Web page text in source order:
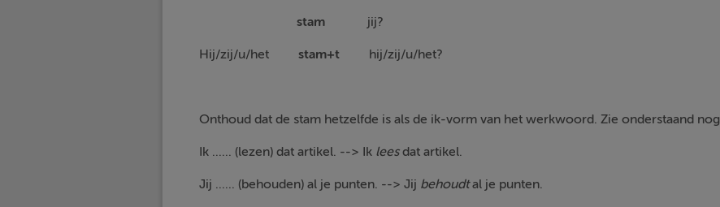
stamjij?
Hij/zij/u/het stam+t hij/zij/u/het?
Onthoud dat de stam hetzelfde is als de ik-vorm van het werkwoord. Zie onderstaand
Ik ...... (lezen) dat artikel. --> Ik leesdat artikel.
Jij ...... (behouden) al je punten. --> Jij behoudtal je punten.